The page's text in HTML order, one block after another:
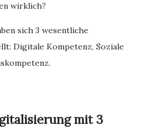
wirklich?
sich 3 wesentliche
Digitale Kompetenz, Soziale
mit 3